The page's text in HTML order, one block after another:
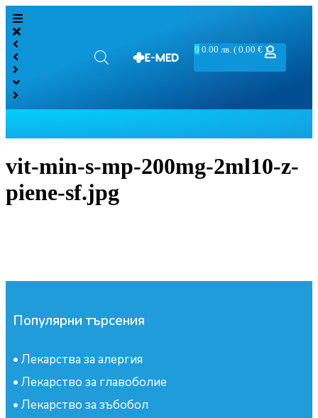
0 0.00 лв. ( 0.00 € )
vit-min-s-mp-200mg-2ml10-z-
piene-sf.jpg
Популярни търсения
• Лекарства за алергия
• Лекарство за главоболие
• Лекарство за зъбобол